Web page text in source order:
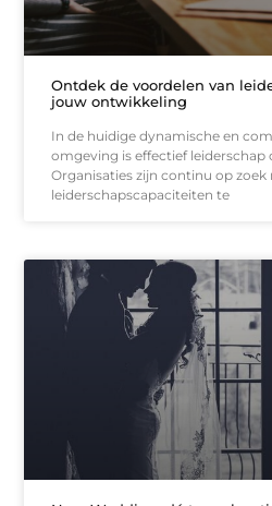
Ontdek de voordelen van
jouw ontwikkeling
In de huidige dynamische en
omgeving is effectief leiderschap
Organisaties zijn continu op
leiderschapscapaciteiten te